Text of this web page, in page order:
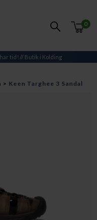
0
tid! // Butik i Kolding
Keen Targhee 3 Sandal